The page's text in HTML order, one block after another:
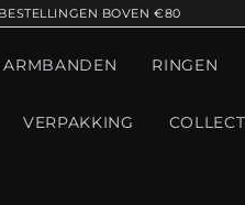
BOVEN €80
ARMBANDEN RINGEN
VERPAKKING